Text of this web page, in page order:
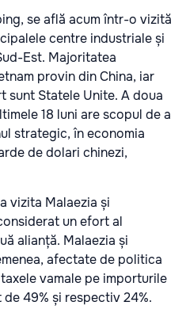
se află acum într-o vizită
centre industriale și
Est. Majoritatea
provin din China, iar
sunt Statele Unite. A doua
18 luni are scopul de a
strategic, în economia
de dolari chinezi,
vizita Malaezia și
un efort al
alianță. Malaezia și
afectate de politica
vamale pe importurile
49% și respectiv 24%.